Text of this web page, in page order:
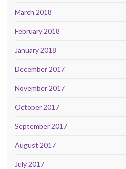
March 2018
February 2018
January 2018
December 2017
November 2017
October 2017
September 2017
August 2017
July 2017